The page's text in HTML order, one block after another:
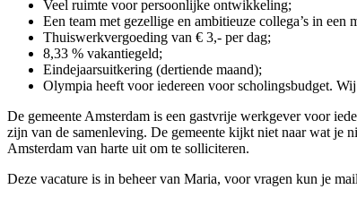
Veel ruimte voor persoonlijke ontwikkeling;
Een team met gezellige en ambitieuze collega’s in een
Thuiswerkvergoeding van € 3,- per dag;
8,33 % vakantiegeld;
Eindejaarsuitkering (dertiende maand);
Olympia heeft voor iedereen voor scholingsbudget.
De gemeente Amsterdam is een gastvrije werkgever voor
zijn van de samenleving. De gemeente kijkt niet naar wat je
Amsterdam van harte uit om te solliciteren.
Deze vacature is in beheer van Maria, voor vragen kun je